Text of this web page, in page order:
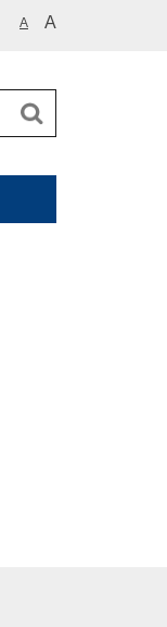
A A